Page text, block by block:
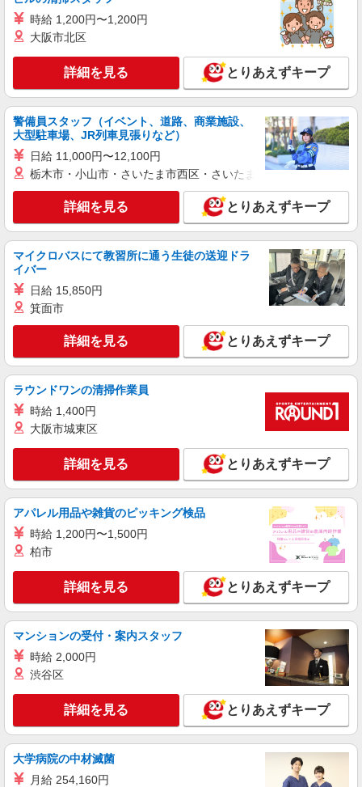
ランスタッド株式会社 所沢支店（所沢事業所）/FTRZ115295
時給1350円 ※交通費実費支給／当社規定あ
り。
埼玉県川越市今福 【交通費支給】車・バイ
ク・自転車通勤OK（無料駐車場あり）／川越駅か
ら無料送迎バスあり
キープ 詳細を見る
派遣社員
ランスタッド株式会社 所沢支店（所沢事業所）/FTRZ115140
組立・部品加工
時給1520円 月収例：239400円＝1520円×7時間
30分×21日勤務の場合＋残業代、交通費別途支給
※交通費実費支給／当社規定あり。
埼玉県川越市 南大塚駅から徒歩12分
詳細を見る
ランスタッド株式会社 所沢支店（所沢事業所）/FTRZ115282
検査
時給1350円 月収例:224438円＝1350円×7時間
55分×21日勤務の場合＋交通費別途支給 ※交通費
埼玉県川越市今福 川越駅から無料送迎バスで
20分
キープ 詳細を見る
アルバイト パート
株式会社バイトレ（ADM251128GN03）
【接客なし】静かな職場で集中◎検品・箱詰め
スタッフ
時給1364円〜時給1600円（就業先により異な
る）
埼玉県川越市
キープ 詳細を見る
アルバイト パート
株式会社バイトレ（ADM807103）
手のひらサイズ中心◎数える・詰めるだけの超
かんたん作業
時給1306円（就業先により異なる）
時給 1,200円〜1,200円
大阪市北区
詳細を見る とりあえずキープ
警備員スタッフ（イベント、道路、商業施設、
大型駐車場、JR列車見張りなど）
日給 11,000円〜12,100円
栃木市・小山市・さいたま市西区・さいたま市岩槻区・久喜市・
詳細を見る とりあえずキープ
マイクロバスにて教習所に通う生徒の送迎ドラ
イバー
日給 15,850円
箕面市
詳細を見る とりあえずキープ
ラウンドワンの清掃作業員
時給 1,400円
大阪市城東区
詳細を見る とりあえずキープ
アパレル用品や雑貨のピッキング検品
時給 1,200円〜1,500円
柏市
詳細を見る とりあえずキープ
マンションの受付・案内スタッフ
時給 2,000円
渋谷区
詳細を見る とりあえずキープ
大学病院の中材滅菌
月給 254,160円